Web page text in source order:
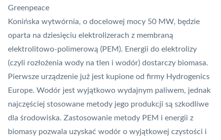
Greenpeace
Konińska wytwórnia, o docelowej mocy 50 MW, będzie
oparta na dziesięciu elektrolizerach z membraną
elektrolitowo-polimerową (PEM). Energii do elektrolizy
(czyli rozłożenia wody na tlen i wodór) dostarczy biomasa.
Pierwsze urządzenie już jest kupione od firmy Hydrogenics
Europe. Wodór jest wyjątkowo wydajnym paliwem, jednak
najczęściej stosowane metody jego produkcji są szkodliwe
dla środowiska. Zastosowanie metody PEM i energii z
biomasy pozwala uzyskać wodór o wyjątkowej czystości i